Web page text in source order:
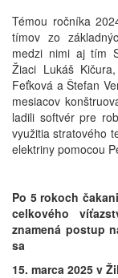
Témou ročníka
tímov zo
medzi nimi aj tím
Žiaci Lukáš
Feťková a Štefan
mesiacov
ladili softvér pre
využitia stratového
elektriny pomocou
Po 5 rokoch
celkového
znamená postup
sa
15. marca 2025 v